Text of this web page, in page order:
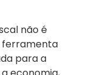
não é
ferramenta
para a